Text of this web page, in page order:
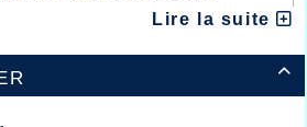
/ Meeting Abeilles /Lire la suite
